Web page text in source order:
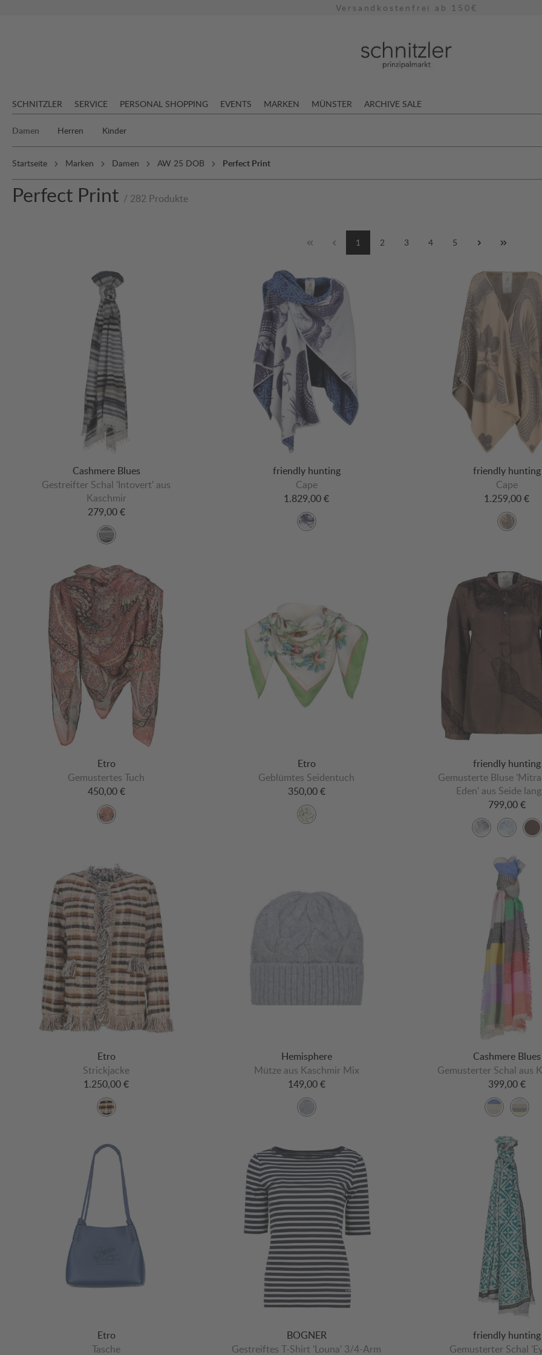
Versandkostenfrei ab 150€
SCHNITZLER SERVICE PERSONAL SHOPPING EVENTS MARKEN MÜNSTER ARCHIVE SALE
Damen Herren Kinder
Startseite Marken Damen AW 25 DOB Perfect Print
Perfect Print / 282 Produkte
1 2 3 4 5
Cashmere Blues
Gestreifter Schal 'Intovert' aus
Kaschmir
279,00 €
friendly hunting
Cape
1.829,00 €
friendly hunting
Cape
1.259,00 €
Etro
Gemustertes Tuch
450,00 €
Etro
Geblümtes Seidentuch
350,00 €
friendly hunting
Gemusterte Bluse
Eden' aus Seide
799,00 €
Etro
Strickjacke
1.250,00 €
Hemisphere
Mütze aus Kaschmir Mix
149,00 €
Cashmere Blues
Gemusterter Schal aus
399,00 €
Etro
Tasche
BOGNER
Gestreiftes T-Shirt 'Louna' 3/4-Arm
friendly hunting
Gemusterter Schal